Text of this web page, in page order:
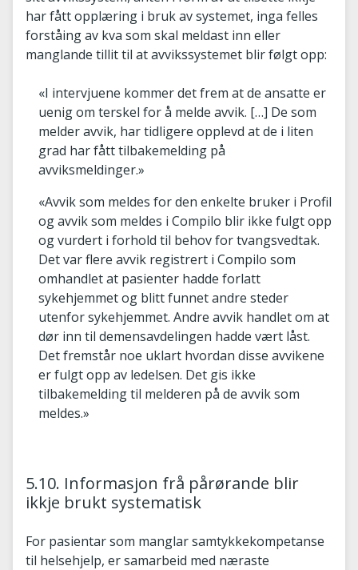
har fått opplæring i bruk av systemet, inga felles
forståing av kva som skal meldast inn eller
manglande tillit til at avvikssystemet blir følgt opp:
«I intervjuene kommer det frem at de ansatte er
uenig om terskel for å melde avvik. […] De som
melder avvik, har tidligere opplevd at de i liten
grad har fått tilbakemelding på
avviksmeldinger.»
«Avvik som meldes for den enkelte bruker i Profil
og avvik som meldes i Compilo blir ikke fulgt opp
og vurdert i forhold til behov for tvangsvedtak.
Det var flere avvik registrert i Compilo som
omhandlet at pasienter hadde forlatt
sykehjemmet og blitt funnet andre steder
utenfor sykehjemmet. Andre avvik handlet om at
dør inn til demensavdelingen hadde vært låst.
Det fremstår noe uklart hvordan disse avvikene
er fulgt opp av ledelsen. Det gis ikke
tilbakemelding til melderen på de avvik som
meldes.»
5.10. Informasjon frå pårørande blir
ikkje brukt systematisk
For pasientar som manglar samtykkekompetanse
til helsehjelp, er samarbeid med næraste